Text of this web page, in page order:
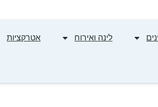
לינה ואירוח אטרקציות